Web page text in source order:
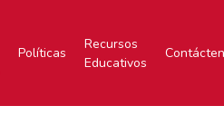
Políticas
Recursos
Educativos